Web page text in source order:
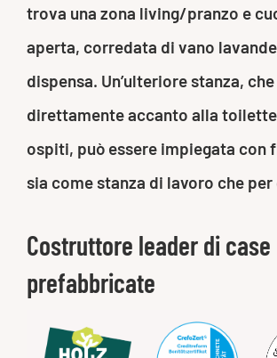
trova una zona living/pranzo e
aperta, corredata di vano
dispensa. Un’ulteriore stanza,
direttamente accanto alla
ospiti, può essere impiegata con
sia come stanza di lavoro che
Costruttore leader di case
prefabbricate